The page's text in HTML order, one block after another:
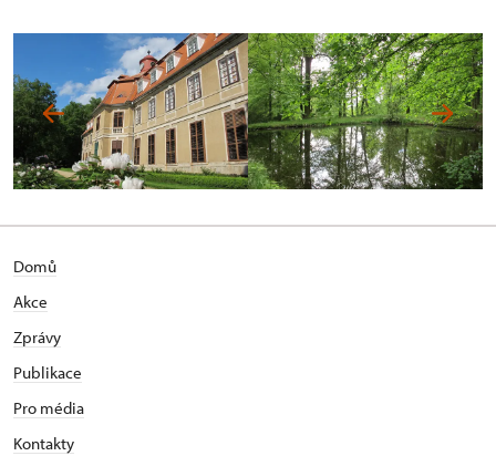
Domů
Akce
Zprávy
Publikace
Pro média
Kontakty